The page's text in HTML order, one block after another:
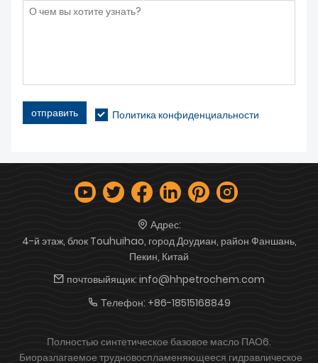
отправить Политика конфиденциальности
Адрес:
4-й этаж, блок Touhuihao, город Доудиан, район Фаншань,
Пекин, Китай
почтовыйящик: info@hhpetrochem.com
Телефон: +86-18515168849
Полностью синтетическое базовое масло ПАО6.
Биоразлагаемое трудновоспламеняющееся гидравлическое